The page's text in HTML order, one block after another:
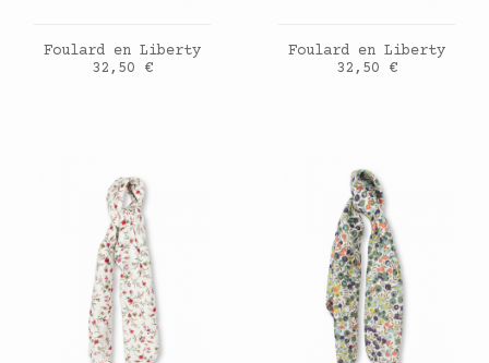
AJOUTER AU PANIER
Foulard en Liberty
Prix
32,50 €
AJOUTER AU PANIER
Foulard en Liberty
Prix
32,50 €